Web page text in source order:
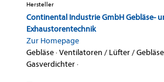
Hersteller
Continental Industrie GmbH Gebläse-
Exhaustorentechnik
Zur Homepage
Gebläse·Ventilatoren / Lüfter / Gebläse
Gasverdichter·